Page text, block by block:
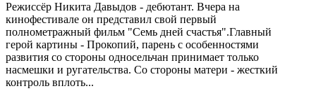
Режиссёр Никита Давыдов - дебютант. Вчера на
кинофестивале он представил свой первый
полнометражный фильм "Семь дней счастья".Главный
герой картины - Прокопий, парень с особенностями
развития со стороны односельчан принимает только
насмешки и ругательства. Со стороны матери - жесткий
контроль вплоть...